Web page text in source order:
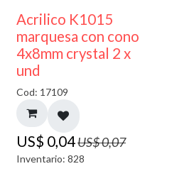
50% DESCUENTO
Acrilico K1015
marquesa con cono
4x8mm crystal 2 x
und
Cod: 17109
US$ 0,04US$0,07
Inventario: 828